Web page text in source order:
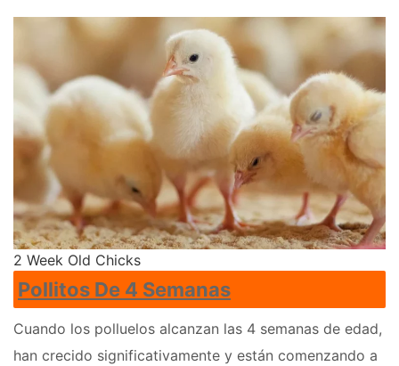
2 Week Old Chicks
Pollitos De 4 Semanas
Cuando los polluelos alcanzan las 4 semanas de edad,
han crecido significativamente y están comenzando a